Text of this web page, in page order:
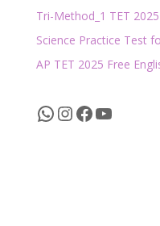
Tri-Method_1 TET
Science Practice Test
AP TET 2025 Free
WhatsApp
Instagram
Facebook
YouTube